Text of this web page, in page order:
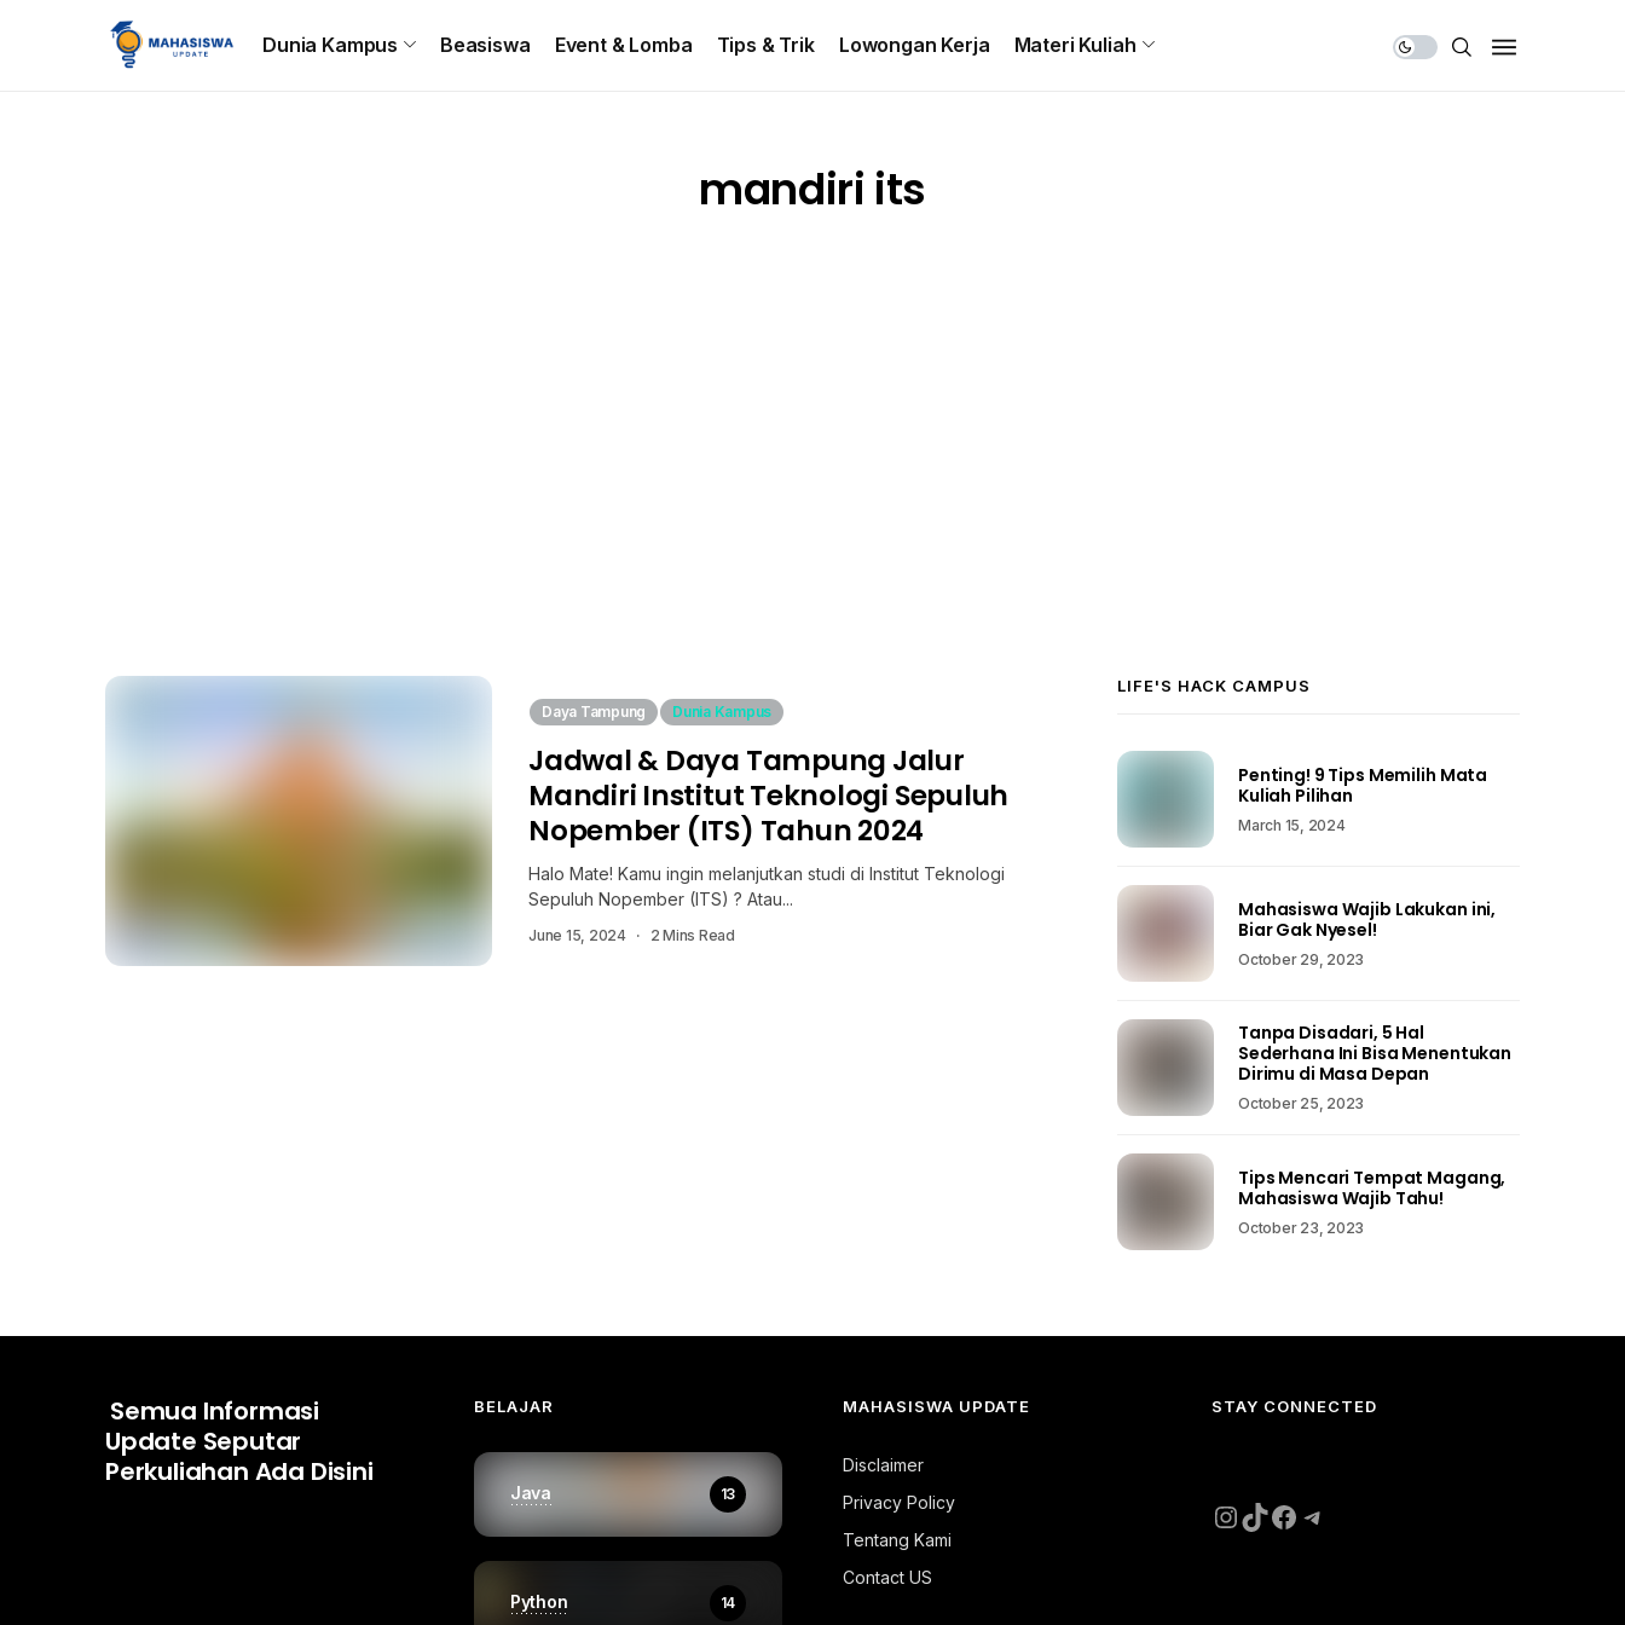
Beranda
Dunia Kampus Beasiswa Event & Lomba Tips & Trik Lowongan Kerja Materi Kuliah
mandiri its
Daya Tampung Dunia Kampus
Jadwal & Daya Tampung Jalur
Mandiri Institut Teknologi Sepuluh
Nopember (ITS) Tahun 2024
Halo Mate! Kamu ingin melanjutkan studi di Institut Teknologi
Sepuluh Nopember (ITS) ? Atau...
June 15, 2024 2 Mins Read
LIFE'S HACK CAMPUS
Penting! 9 Tips Memilih Mata
Kuliah Pilihan
March 15, 2024
Mahasiswa Wajib Lakukan ini,
Biar Gak Nyesel!
October 29, 2023
Tanpa Disadari, 5 Hal
Sederhana Ini Bisa Menentukan
Dirimu di Masa Depan
October 25, 2023
Tips Mencari Tempat Magang,
Mahasiswa Wajib Tahu!
October 23, 2023
Semua Informasi
Update Seputar
Perkuliahan Ada Disini
BELAJAR
Java 13
Python 14
MAHASISWA UPDATE
Disclaimer
Privacy Policy
Tentang Kami
Contact US
STAY CONNECTED
Instagram
TikTok
Facebook
Telegram